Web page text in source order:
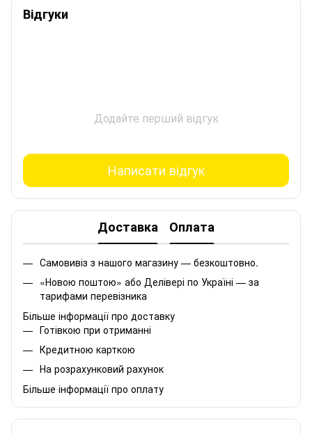
Відгуки
Додайте перший відгук
Написати відгук
Доставка Оплата
Самовивіз з нашого магазину — безкоштовно.
«Новою поштою» або Делівері по Україні — за
тарифами перевізника
Більше інформації про доставку
Готівкою при отриманні
Кредитною карткою
На розрахунковий рахунок
Більше інформації про оплату